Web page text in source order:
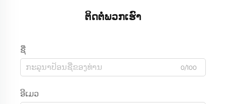
ຕິດຕໍ່ພວກເຮົາ
ຊື່
0/100
ອີເມວ